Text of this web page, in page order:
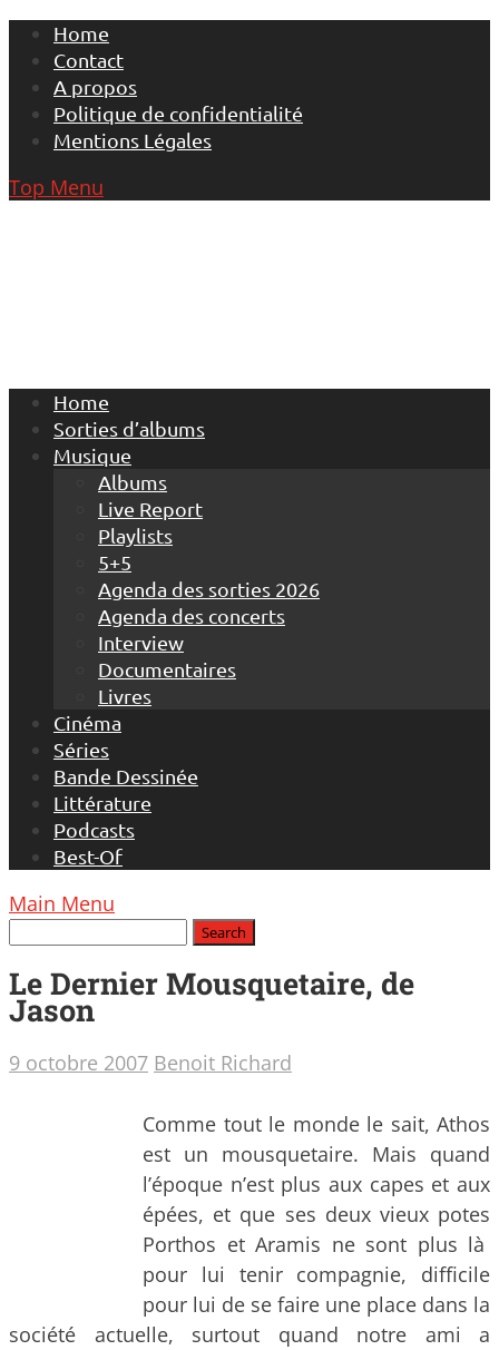
Skip
content
Home
Contact
A propos
Politique de confidentialité
Mentions Légales
Top Menu
Home
Sorties d’albums
Musique
Albums
Live Report
Playlists
5+5
Agenda des sorties 2026
Agenda des concerts
Interview
Documentaires
Livres
Cinéma
Séries
Bande Dessinée
Littérature
Podcasts
Best-Of
Main Menu
Le Dernier Mousquetaire, de
Jason
9 octobre 2007 Benoit Richard
Comme tout le monde le sait, Athos
est un mousquetaire. Mais quand
l’époque n’est plus aux capes et aux
épées, et que ses deux vieux potes
Porthos et Aramis ne sont plus là
pour lui tenir compagnie, difficile
pour lui de se faire une place dans la
société actuelle, surtout quand notre ami a